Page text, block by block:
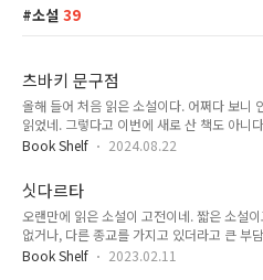
소설 39
츠바키 문구점
올해 들어 처음 읽은 소설이다. 어쩌다 보니
읽었네. 그렇다고 이번에 새로 산 책도 아니
니던 시절에 사내 이벤트로 받은 책으로 기억
으면서 영화 '리틀 포레스트’가 생각나는 이
느낌이다. 내가 마지막으로 서류가 아닌 종이
게 언제인지도 가물가물하다. 업무 다이어리
할 수 있는 터치펜이라는 물건을 한 10년 전
모든 노트 정리는 디지털로 바뀌었다. 역시
Book Shelf 2024.08.22
싯다르타
오랜만에 읽은 소설이 고전이네. 짧은 소설
없거나, 다른 종교를 가지고 있더라고 큰 부
개인차가 큰 부분이니까. 어느 한 사람에게
Book Shelf 2023.02.11